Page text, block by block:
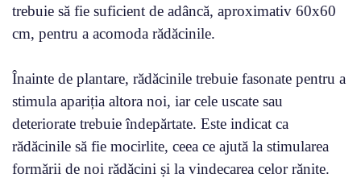
trebuie să fie suficient de adâncă, aproximativ 60x60
cm, pentru a acomoda rădăcinile.
Înainte de plantare, rădăcinile trebuie fasonate pentru a
stimula apariția altora noi, iar cele uscate sau
deteriorate trebuie îndepărtate. Este indicat ca
rădăcinile să fie mocirlite, ceea ce ajută la stimularea
formării de noi rădăcini și la vindecarea celor rănite.